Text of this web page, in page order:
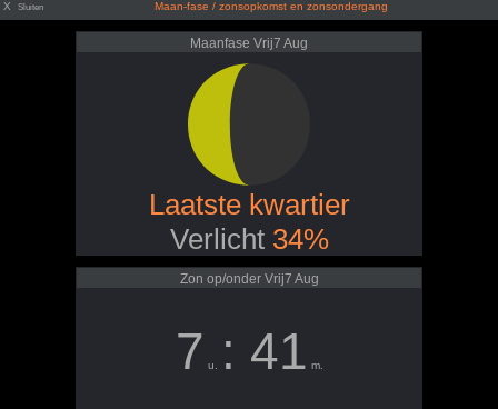
X Sluiten Maan-fase / zonsopkomst en zonsondergang
Maanfase Vrij7 Aug
Laatste kwartier
Verlicht 34%
Zon op/onder Vrij7 Aug
7 u. : 41 m.